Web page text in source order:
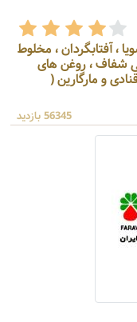
، آفتابگردان ، مخلوط
شفاف ، روغن های
و مارگارین (
56345 بازدید